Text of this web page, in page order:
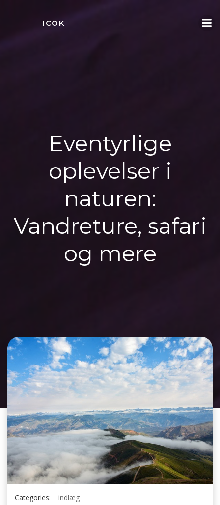
ICOK
Eventyrlige
oplevelser i
naturen:
Vandreture, safari
og mere
Categories:
indlæg